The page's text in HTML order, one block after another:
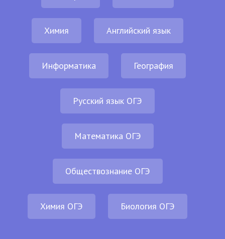
Химия Английский язык
Информатика География
Русский язык ОГЭ
Математика ОГЭ
Обществознание ОГЭ
Химия ОГЭ Биология ОГЭ